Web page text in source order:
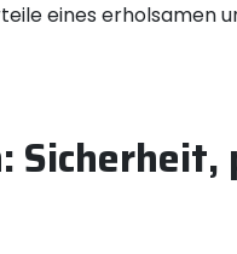
eines erholsamen
Sicherheit,